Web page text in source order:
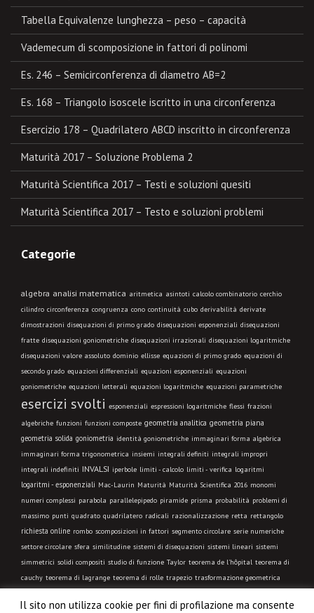
Tabella Equivalenze lunghezza – peso – capacità
Vademecum di scomposizione in fattori di polinomi
Es. 246 – Semicirconferenza di diametro AB=2
Es. 168 – Triangolo isoscele iscritto in una circonferenza
Esercizio 178 – Quadrilatero ABCD inscritto in circonferenza
Maturità 2017 – Soluzione Problema 2
Maturità Scientifica 2017 – Testi e soluzioni quesiti
Maturità Scientifica 2017 – Testo e soluzioni problemi
Categorie
algebra analisi matematica aritmetica asintoti calcolo combinatorio cerchio
cilindro circonferenza congruenza cono continuità cubo derivabilità derivate
dimostrazioni disequazioni di primo grado disequazioni esponenziali disequazioni
fratte disequazioni goniometriche disequazioni irrazionali disequazioni logaritmiche
disequazioni valore assoluto dominio ellisse equazioni di primo grado equazioni di
secondo grado equazioni differenziali equazioni esponenziali equazioni
goniometriche equazioni letterali equazioni logaritmiche equazioni parametriche
esercizi svolti esponenziali espressioni logaritmiche flessi frazioni
algebriche funzioni funzioni composte geometria analitica geometria piana
geometria solida goniometria identità goniometriche immaginari forma algebrica
immaginari forma trigonometrica insiemi integrali definiti integrali impropri
integrali indefiniti INVALSI iperbole limiti - calcolo limiti - verifica logaritmi
logaritmi - esponenziali Mac-Laurin Maturità Maturità Scientifica 2016 monomi
numeri complessi parabola parallelepipedo piramide prisma probabilità problemi di
massimo punti quadrato quadrilatero radicali razionalizzazione retta rettangolo
richiesta online rombo scomposizioni in fattori segmento circolare serie numeriche
settore circolare sfera similitudine sistemi di disequazioni sistemi lineari sistemi
simmetrici solidi compositi studio di funzione Taylor teorema de l'hôpital teorema di
cauchy teorema di lagrange teorema di rolle trapezio trasformazione geometrica
trigonometria VIDEO LEZIONE
Il sito non utilizza cookie per fini di profilazione ma consente